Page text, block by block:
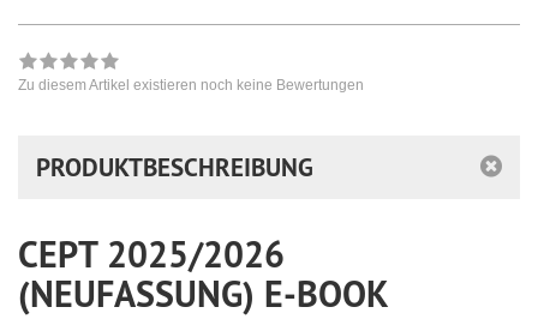
Zu diesem Artikel existieren noch keine Bewertungen
PRODUKTBESCHREIBUNG
CEPT 2025/2026
(NEUFASSUNG) E-BOOK